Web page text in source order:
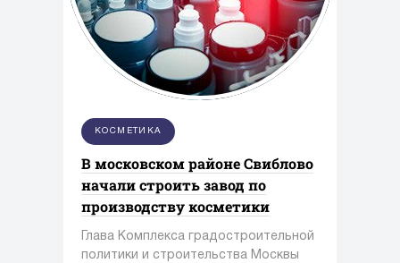
КОСМЕТИКА
В московском районе Свиблово
начали строить завод по
производству косметики
Глава Комплекса градостроительной
политики и строительства Москвы